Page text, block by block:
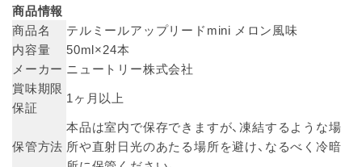
商品情報
商品名
テルミールアップリードmini メロン風味
内容量
50ml×24本
メーカー ニュートリー株式会社
賞味期限
保証
1ヶ月以上
保管方法
本品は室内で保存できますが、凍結するような場
所や直射日光のあたる場所を避け、なるべく冷暗